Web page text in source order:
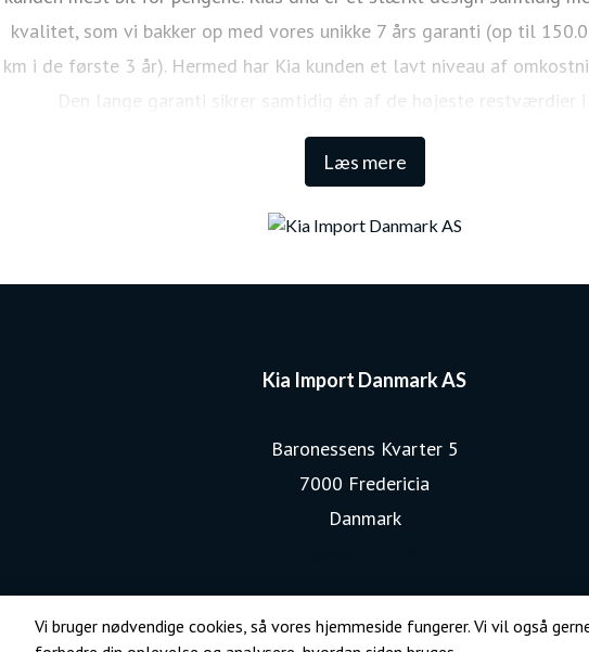
Vi bruger nødvendige cookies, så vores hjemmeside fungerer. Vi vil også
Læs mere
kvalitet, som vi bakker op med vores unikke 7 års garanti (op til
km i de første 3 år). Hermed har Kia kunden et lavt niveau af
Den lange garanti sikrer samtidig én af de højeste restværdier i
Kia Import Danmark AS
Baronessens Kvarter 5
7000 Fredericia
Danmark